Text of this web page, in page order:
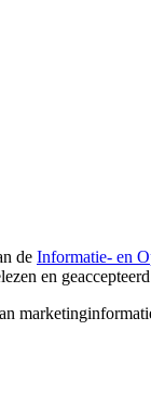
de Informatie- en
en